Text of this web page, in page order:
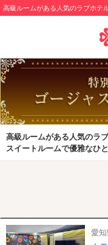
高級ルームがある人気のラブホテ
高級ルームがある人気のラ
スイートルームで優雅なひ
愛